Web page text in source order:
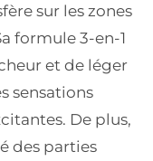
sur les zones
formule 3-en-1
et de léger
sensations
De plus,
des parties